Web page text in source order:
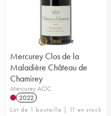
Mercurey Clos de la
Maladière Château de
Chamirey
Mercurey AOC
2022
Lot de 1 bouteille | 11 en stock